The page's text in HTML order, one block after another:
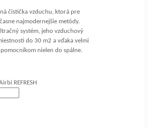
čistička vzduchu, ktorá pre
najmodernejšie metódy.
systém, jeho vzduchový
do 30 m2 a vďaka velmi
nielen do spálne.
REFRESH